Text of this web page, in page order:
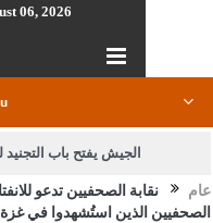
06, 2026
الجيش يفتح باب
بيان اجتماع عمّان:دعم عام
نقابة الصحفيين تدعو
الصحفيين الذين استُشهدوا في غزة